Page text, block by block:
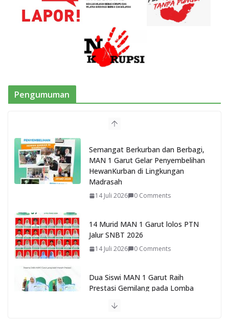
Pengumuman
Semangat Berkurban dan Berbagi,
MAN 1 Garut Gelar Penyembelihan
HewanKurban di Lingkungan
Madrasah
14 Juli 2026 0 Comments
14 Murid MAN 1 Garut lolos PTN
Jalur SNBT 2026
14 Juli 2026 0 Comments
Dua Siswi MAN 1 Garut Raih
Prestasi Gemilang pada Lomba